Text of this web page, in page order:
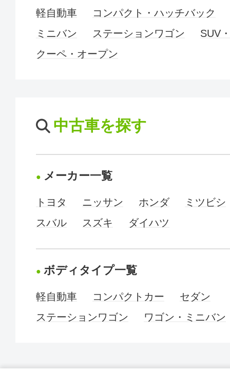
軽自動車
コンパクト・ハッチバック
ミニバン
ステーションワゴン
SUV
クーペ・オープン
中古車を探す
メーカー一覧
トヨタ ニッサン ホンダ
ミツビシ
スバル
スズキ ダイハツ
ボディタイプ一覧
軽自動車 コンパクトカー
セダン
ステーションワゴン
ワゴン・ミニバン